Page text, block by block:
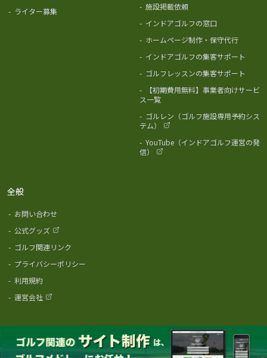
- ライター募集 - 施設掲載依頼
- インドアゴルフの窓口
- ホームページ制作・保守代行
- インドアゴルフの集客サポート
- ゴルフレッスンの集客サポート
-
【初期費用無料】事業者向けサービ
ス一覧
- ゴルレン（ゴルフ施設専用予約シス
テム）
- YouTube（インドアゴルフ運営の発
信）
全般
- お問い合わせ
- 公式グッズ
- ゴルフ関連リンク
- プライバシーポリシー
- 利用規約
- 運営会社